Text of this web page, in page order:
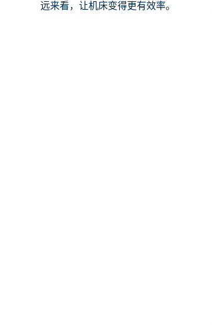
远来看，让机床变得更有效率。